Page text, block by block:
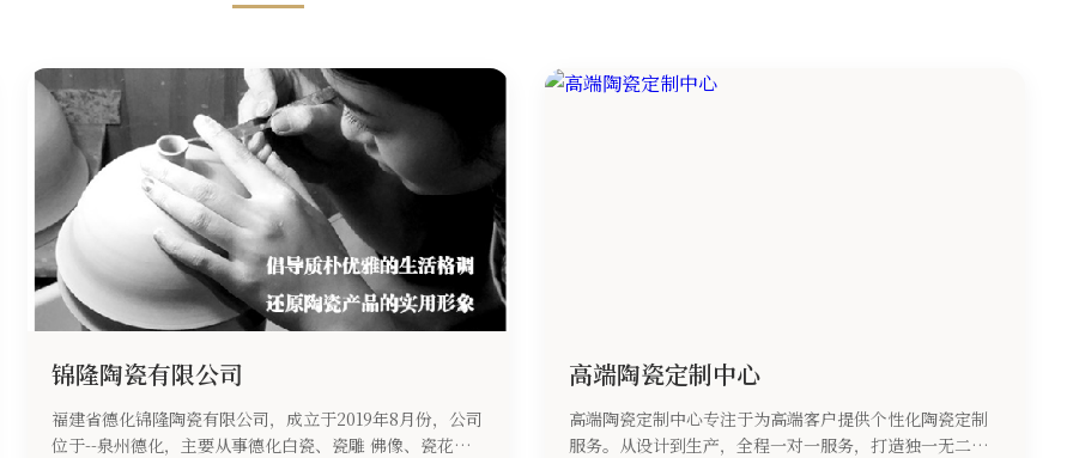
锦隆陶瓷有限公司
福建省德化锦隆陶瓷有限公司，成立于2019年8月份，公司
位于--泉州德化，主要从事德化白瓷、瓷雕 佛像、瓷花摆
高端陶瓷定制中心
高端陶瓷定制中心专注于为高端客户提供个性化陶瓷定制
服务。从设计到生产，全程一对一服务，打造独一无二的